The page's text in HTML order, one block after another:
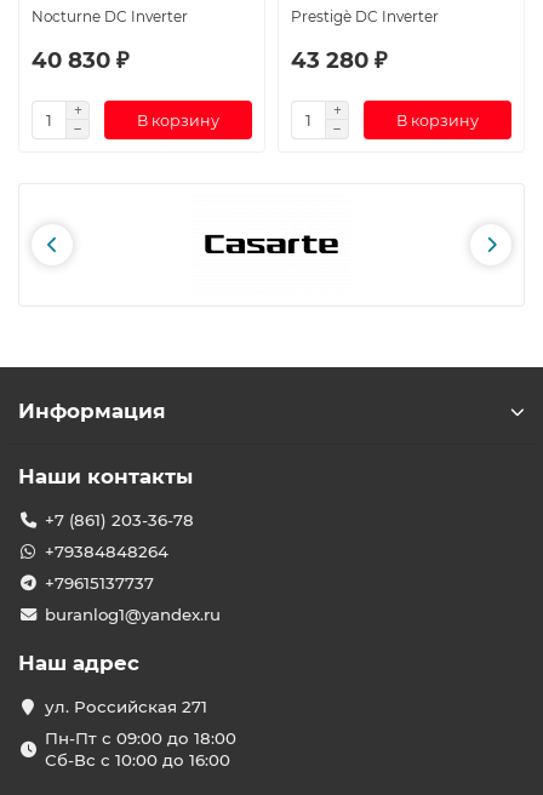
Nocturne DC Inverter
40 830 ₽
В корзину
Prestigè DC Inverter
43 280 ₽
В корзину
Информация
Наши контакты
+7 (861) 203-36-78
+79384848264
+79615137737
buranlog1@yandex.ru
Наш адрес
ул. Российская 271
Пн-Пт с 09:00 до 18:00
Сб-Вс с 10:00 до 16:00